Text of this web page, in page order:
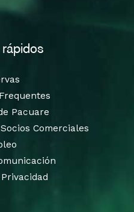
Pacuare
Comerciales